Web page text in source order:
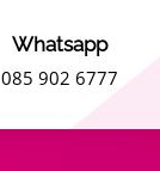
Whatsapp
085 902 6777